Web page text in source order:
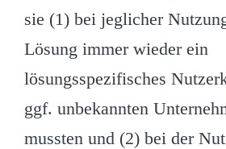
sie (1) bei jeglicher
Lösung immer wieder ein
lösungsspezifisches
ggf. unbekannten
mussten und (2) bei der